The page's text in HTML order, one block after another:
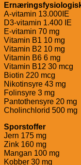
A-vitamin 13.000IE
D3-vitamin 1.400 IE
E-vitamin 70 mg
Vitamin B1 10 mg
Vitamin B2 10 mg
Vitamin B6 6 mg
Vitamin B12 30 mcg
Biotin 220 mcg
Nikotinsyre 43 mg
Folinsyre 3 mg
Pantothensyre 20 mg
Cholinchlorid 500 mg
Sporstoffer
Jern 175 mg
Zink 160 mg
Mangan 100 mg
Kobber 30 mg